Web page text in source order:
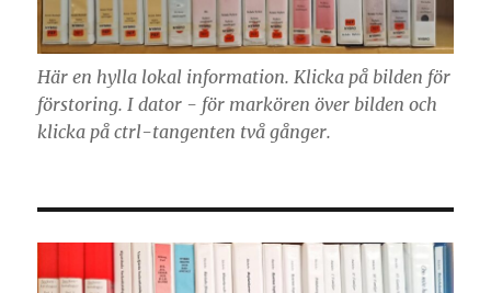
Här en hylla lokal information. Klicka på bilden för
förstoring. I dator - för markören över bilden och
klicka på ctrl-tangenten två gånger.